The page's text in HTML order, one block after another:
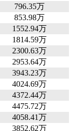
796.35万
853.98万
1552.94万
1814.59万
2300.63万
2953.64万
3943.23万
4024.69万
4372.44万
4475.72万
4058.41万
3852.62万